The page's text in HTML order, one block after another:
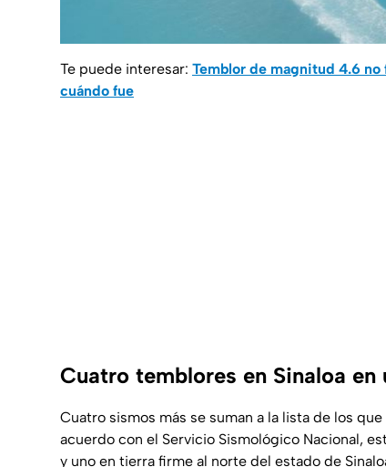
Te puede interesar: Temblor de magnitud 4.6
cuándo fue
Cuatro temblores en Sinaloa en
Cuatro sismos más se suman a la lista de los
acuerdo con el Servicio Sismológico Nacional,
y uno en tierra firme al norte del estado de